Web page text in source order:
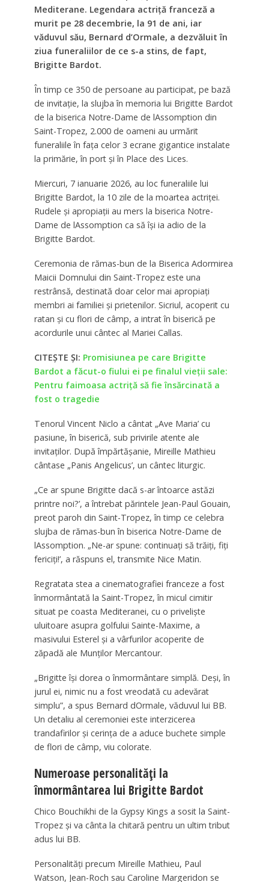
Mediterane. Legendara actriță franceză a
murit pe 28 decembrie, la 91 de ani, iar
văduvul său, Bernard d’Ormale, a dezvăluit în
ziua funeraliilor de ce s-a stins, de fapt,
Brigitte Bardot.
În timp ce 350 de persoane au participat, pe bază
de invitație, la slujba în memoria lui Brigitte Bardot
de la biserica Notre-Dame de lAssomption din
Saint-Tropez, 2.000 de oameni au urmărit
funeraliile în fața celor 3 ecrane gigantice instalate
la primărie, în port și în Place des Lices.
Miercuri, 7 ianuarie 2026, au loc funeraliile lui
Brigitte Bardot, la 10 zile de la moartea actriței.
Rudele şi apropiaţii au mers la biserica Notre-
Dame de lAssomption ca să îşi ia adio de la
Brigitte Bardot.
Ceremonia de rămas-bun de la Biserica Adormirea
Maicii Domnului din Saint-Tropez este una
restrânsă, destinată doar celor mai apropiați
membri ai familiei și prietenilor. Sicriul, acoperit cu
ratan și cu flori de câmp, a intrat în biserică pe
acordurile unui cântec al Mariei Callas.
CITEȘTE ȘI: Promisiunea pe care Brigitte
Bardot a făcut-o fiului ei pe finalul vieții sale:
Pentru faimoasa actriță să fie însărcinată a
fost o tragedie
Tenorul Vincent Niclo a cântat „Ave Maria’ cu
pasiune, în biserică, sub privirile atente ale
invitaților. După împărtășanie, Mireille Mathieu
cântase „Panis Angelicus’, un cântec liturgic.
„Ce ar spune Brigitte dacă s-ar întoarce astăzi
printre noi?’, a întrebat părintele Jean-Paul Gouain,
preot paroh din Saint-Tropez, în timp ce celebra
slujba de rămas-bun în biserica Notre-Dame de
lAssomption. „Ne-ar spune: continuați să trăiți, fiți
fericiți!’, a răspuns el, transmite Nice Matin.
Regratata stea a cinematografiei franceze a fost
înmormântată la Saint-Tropez, în micul cimitir
situat pe coasta Mediteranei, cu o priveliște
uluitoare asupra golfului Sainte-Maxime, a
masivului Esterel și a vârfurilor acoperite de
zăpadă ale Munților Mercantour.
„Brigitte își dorea o înmormântare simplă. Deși, în
jurul ei, nimic nu a fost vreodată cu adevărat
simplu”, a spus Bernard dOrmale, văduvul lui BB.
Un detaliu al ceremoniei este interzicerea
trandafirilor și cerința de a aduce buchete simple
de flori de câmp, viu colorate.
Numeroase personalități la
înmormântarea lui Brigitte Bardot
Chico Bouchikhi de la Gypsy Kings a sosit la Saint-
Tropez și va cânta la chitară pentru un ultim tribut
adus lui BB.
Personalități precum Mireille Mathieu, Paul
Watson, Jean-Roch sau Caroline Margeridon se